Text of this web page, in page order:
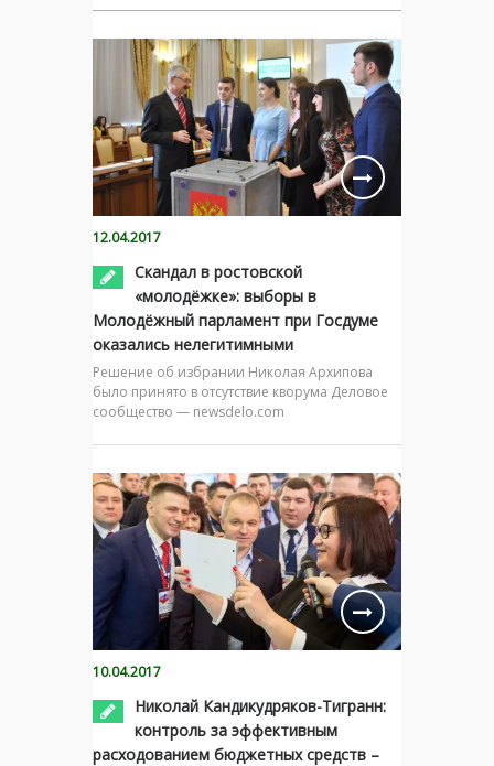
12.04.2017
Скандал в ростовской
«молодёжке»: выборы в
Молодёжный парламент при Госдуме
оказались нелегитимными
Решение об избрании Николая Архипова
было принято в отсутствие кворума Деловое
сообщество — newsdelo.com
10.04.2017
Николай Кандикудряков-Тигранн:
контроль за эффективным
расходованием бюджетных средств –